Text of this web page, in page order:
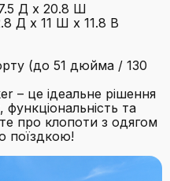
Д x 20.8 Ш
Д x 11 Ш x 11.8 В
(до 51 дюйма / 130
– це ідеальне рішення
та
про клопоти з одягом
поїздкою!